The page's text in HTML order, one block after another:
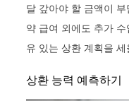
달 갚아야 할 금액이
약 급여 외에도 추가
유 있는 상환 계획을
상환 능력 예측하기